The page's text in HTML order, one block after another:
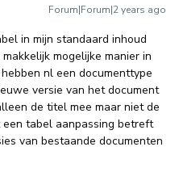
Forum|Forum|2 years ago
in mijn standaard inhoud
mogelijke manier in
nl een documenttype
versie van het document
de titel mee maar niet de
tabel aanpassing betreft
van bestaande documenten